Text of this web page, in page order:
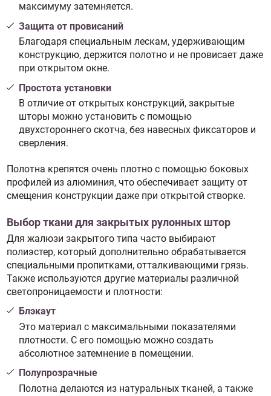
максимуму затемняется.
Защита от провисаний
Благодаря специальным лескам, удерживающим
конструкцию, держится полотно и не провисает даже
при открытом окне.
Простота установки
В отличие от открытых конструкций, закрытые
шторы можно установить с помощью
двухстороннего скотча, без навесных фиксаторов и
сверления.
Полотна крепятся очень плотно с помощью боковых
профилей из алюминия, что обеспечивает защиту от
смещения конструкции даже при открытой створке.
Выбор ткани для закрытых рулонных штор
Для жалюзи закрытого типа часто выбирают
полиэстер, который дополнительно обрабатывается
специальными пропитками, отталкивающими грязь.
Также используются другие материалы различной
светопроницаемости и плотности:
Блэкаут
Это материал с максимальными показателями
плотности. С его помощью можно создать
абсолютное затемнение в помещении.
Полупрозрачные
Полотна делаются из натуральных тканей, а также